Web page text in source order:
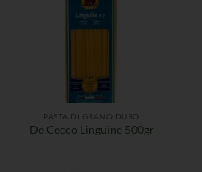
PASTA DI GRANO DURO
De Cecco Linguine 500gr